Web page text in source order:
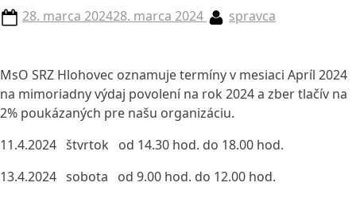
Posted
28. marca 202428. marca 2024 By
spravca
MsO SRZ Hlohovec oznamuje termíny v mesiaci Apríl 2024
na mimoriadny výdaj povolení na rok 2024 a zber tlačív na
2% poukázaných pre našu organizáciu.
11.4.2024 štvrtok od 14.30 hod. do 18.00 hod.
13.4.2024 sobota od 9.00 hod. do 12.00 hod.